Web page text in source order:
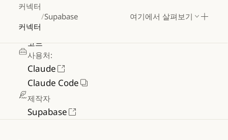
커넥터
커넥터
/Supabase 여기에서 살펴보기
관리하세요
카테고리
코드
사용처:
Claude
Claude Code
제작자
Supabase